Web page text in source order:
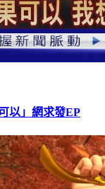
以」網求發EP